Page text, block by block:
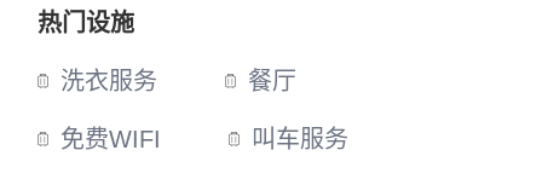
热门设施
洗衣服务 餐厅
免费WIFI 叫车服务